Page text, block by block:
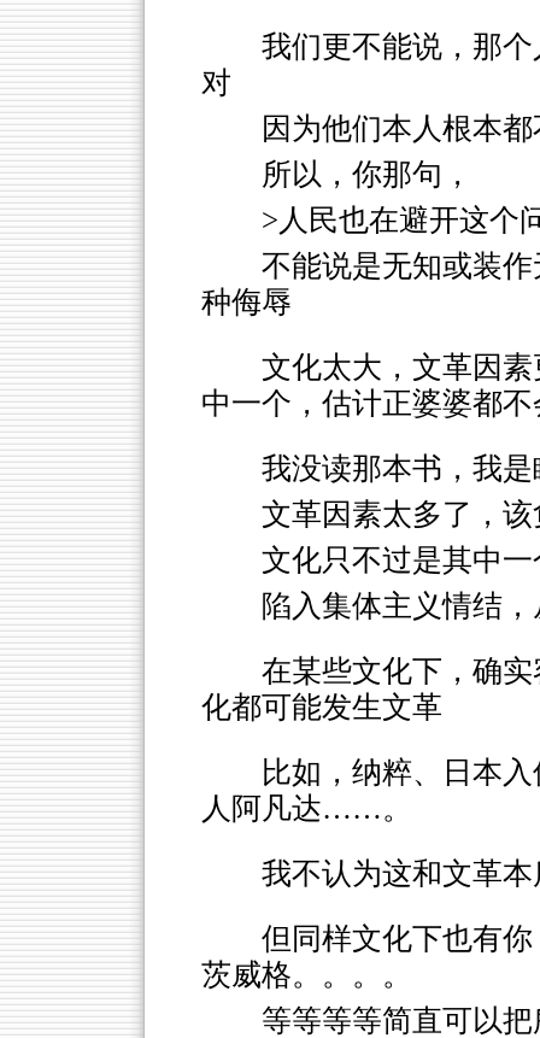
我们更不能说，那
对
因为他们本人根本
所以，你那句，
>人民也在避开这个
不能说是无知或装
种侮辱
文化太大，文革因
中一个，估计正婆婆都
我没读那本书，我
文革因素太多了，
文化只不过是其中
陷入集体主义情结
在某些文化下，确
化都可能发生文革
比如，纳粹、日本
人阿凡达……。
我不认为这和文革
但同样文化下也有
茨威格。。。。
等等等等简直可以